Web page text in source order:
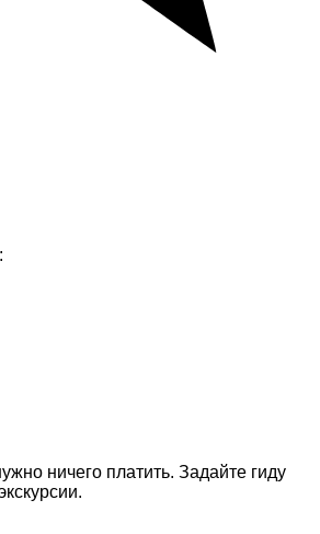
ничего платить. Задайте гиду